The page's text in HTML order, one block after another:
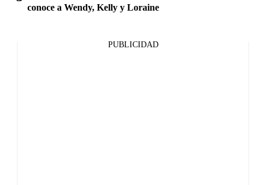
conoce a Wendy, Kelly y Loraine
PUBLICIDAD